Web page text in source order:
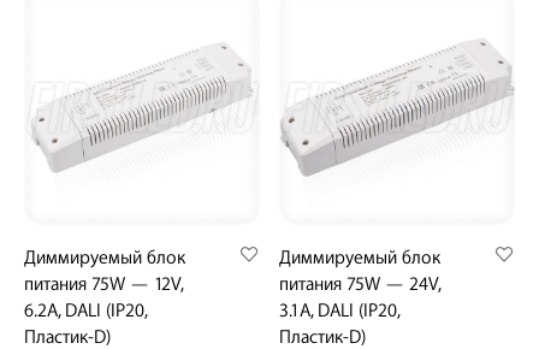
Диммируемый блок
питания 75W — 12V,
6.2A, DALI (IP20,
Пластик-D)
Диммируемый блок
питания 75W — 24V,
3.1A, DALI (IP20,
Пластик-D)